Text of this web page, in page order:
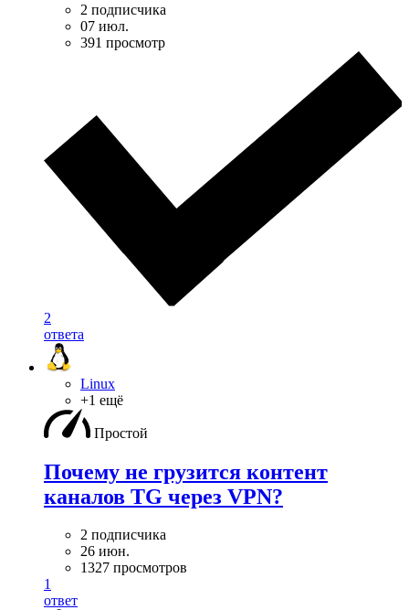
2 подписчика
07 июл.
391 просмотр
2
ответа
Linux
+1 ещё
Простой
Почему не грузится контент
каналов TG через VPN?
2 подписчика
26 июн.
1327 просмотров
1
ответ